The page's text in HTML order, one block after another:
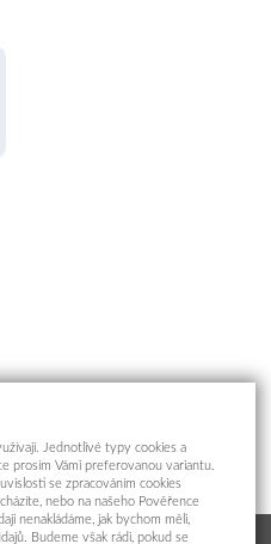
Jednotlivé typy cookies a
prosím Vámi preferovanou variantu.
se zpracováním cookies
nebo na našeho Pověřence
nenakládáme, jak bychom měli,
Budeme však rádi, pokud se